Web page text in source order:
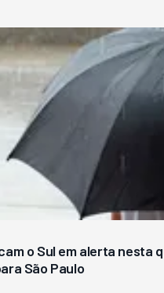
o Sul em alerta nesta
São Paulo